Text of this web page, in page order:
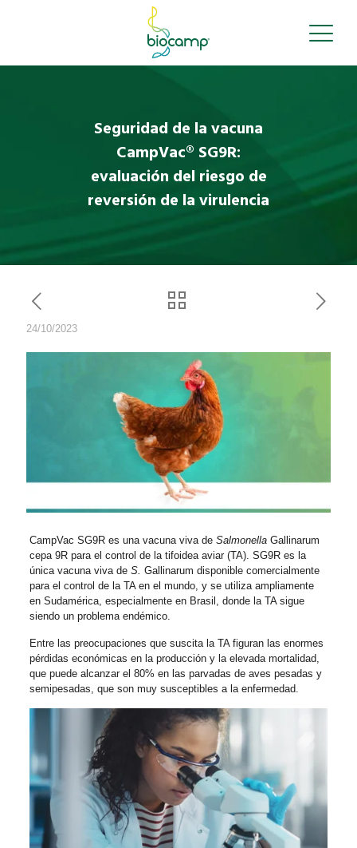
Seguridad de la vacuna
CampVac® SG9R:
evaluación del riesgo de
reversión de la virulencia
24/10/2023
CampVac SG9R es una vacuna viva de SalmonellaGallinarum
cepa 9R para el control de la tifoidea aviar (TA). SG9R es la
única vacuna viva de S. Gallinarum disponible comercialmente
para el control de la TA en el mundo, y se utiliza ampliamente
en Sudamérica, especialmente en Brasil, donde la TA sigue
siendo un problema endémico.
Entre las preocupaciones que suscita la TA figuran las enormes
pérdidas económicas en la producción y la elevada mortalidad,
que puede alcanzar el 80% en las parvadas de aves pesadas y
semipesadas, que son muy susceptibles a la enfermedad.